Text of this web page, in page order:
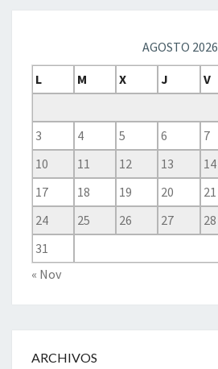
AGOSTO 2026
L
M X J V
3
4 5 6 7
10
11 12 13 14
17
18 19 20 21
24
25 26 27 28
31
« Nov
ARCHIVOS